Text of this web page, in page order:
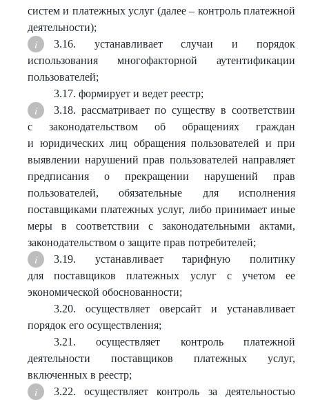
систем и платежных услуг (далее – контроль платежной
деятельности);
3.16. устанавливает случаи и порядок
использования многофакторной аутентификации
пользователей;
3.17. формирует и ведет реестр;
3.18. рассматривает по существу в соответствии
с законодательством об обращениях граждан
и юридических лиц обращения пользователей и при
выявлении нарушений прав пользователей направляет
предписания о прекращении нарушений прав
пользователей, обязательные для исполнения
поставщиками платежных услуг, либо принимает иные
меры в соответствии с законодательными актами,
законодательством о защите прав потребителей;
3.19. устанавливает тарифную политику
для поставщиков платежных услуг с учетом ее
экономической обоснованности;
3.20. осуществляет оверсайт и устанавливает
порядок его осуществления;
3.21. осуществляет контроль платежной
деятельности поставщиков платежных услуг,
включенных в реестр;
3.22. осуществляет контроль за деятельностью